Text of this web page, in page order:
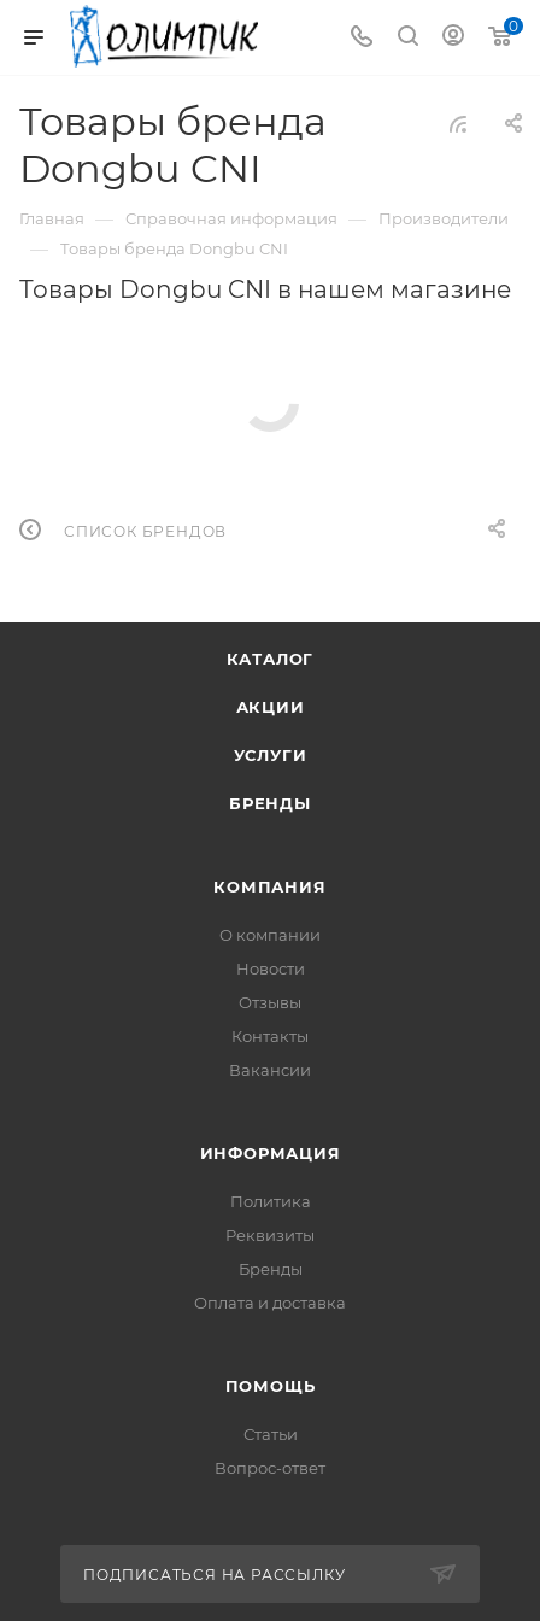
0
Товары бренда
Dongbu CNI
Главная — Справочная информация — Производители
— Товары бренда Dongbu CNI
Товары Dongbu CNI в нашем магазине
СПИСОК БРЕНДОВ
КАТАЛОГ
АКЦИИ
УСЛУГИ
БРЕНДЫ
КОМПАНИЯ
О компании
Новости
Отзывы
Контакты
Вакансии
ИНФОРМАЦИЯ
Политика
Реквизиты
Бренды
Оплата и доставка
ПОМОЩЬ
Статьи
Вопрос-ответ
ПОДПИСАТЬСЯ НА РАССЫЛКУ